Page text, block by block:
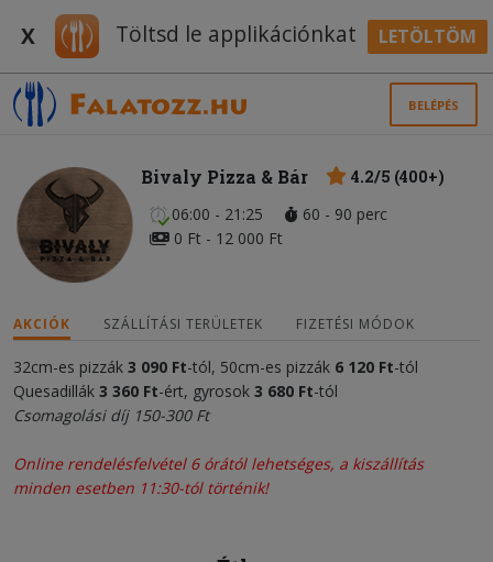
X Töltsd le applikációnkat LETÖLTÖM
BELÉPÉS
Bivaly Pizza & Bár
4.2/5 (400+)
06:00 - 21:25
60 - 90 perc
0 Ft - 12 000 Ft
AKCIÓK SZÁLLÍTÁSI TERÜLETEK FIZETÉSI MÓDOK
32cm-es pizzák 3 090 Ft-tól, 50cm-es pizzák 6 120 Ft-tól
Quesadillák 3 360 Ft-ért, gyrosok 3 680 Ft-tól
Csomagolási díj 150-300 Ft
Online rendelésfelvétel 6 órától lehetséges, a kiszállítás
minden esetben 11:30-tól történik!